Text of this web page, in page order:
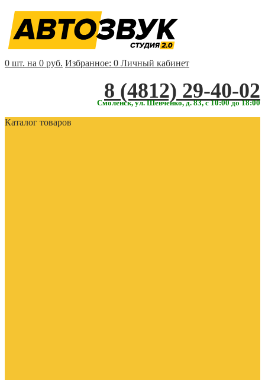
0 шт. на 0 руб. Избранное: 0 Личный кабинет
‎‎8 (4812) 29-40-02
Смоленск, ул. Шевченко, д. 83, с 10:00 до 18:00
Каталог товаров